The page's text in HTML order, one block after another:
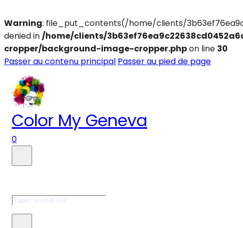
Warning: file_put_contents(/home/clients/
denied in/home/clients/
cropper/background-image-cropper.phpon line 30
Passer au contenu principal Passer au pied de page
Color My Geneva
0
Rechercher